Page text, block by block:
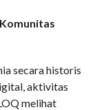
secara historis
aktivitas
melihat